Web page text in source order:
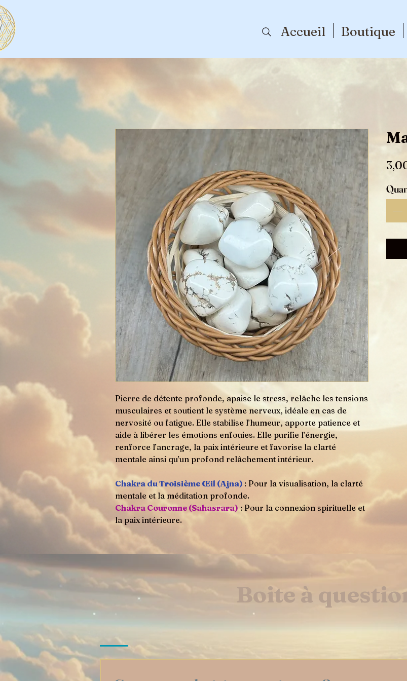
Accueil Boutique
Pierre de détente profonde, apaise le stress, relâche les tensions
musculaires et soutient le système nerveux, idéale en cas de
nervosité ou fatigue. Elle stabilise l’humeur, apporte patience et
aide à libérer les émotions enfouies. Elle purifie l’énergie,
renforce l’ancrage, la paix intérieure et favorise la clarté
mentale ainsi qu’un profond relâchement intérieur.
Chakra du Troisième Œil (Ajna) : Pour la visualisation, la clarté
mentale et la méditation profonde.
Chakra Couronne (Sahasrara): Pour la connexion spirituelle et
la paix intérieure.
Boite à